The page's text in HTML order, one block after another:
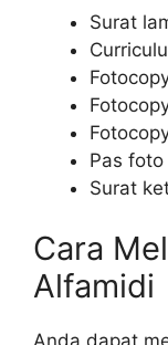
Surat
Pas
Surat
Cara
Alfamidi